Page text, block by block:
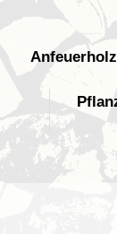
Anfeuerholz